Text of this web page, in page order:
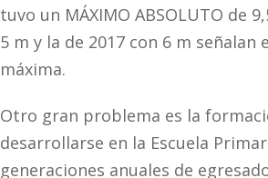
tuvo un MÁXIMO ABSOLUTO de
5 m y la de 2017 con 6 m señalan
máxima.
Otro gran problema es la
desarrollarse en la Escuela
generaciones anuales de